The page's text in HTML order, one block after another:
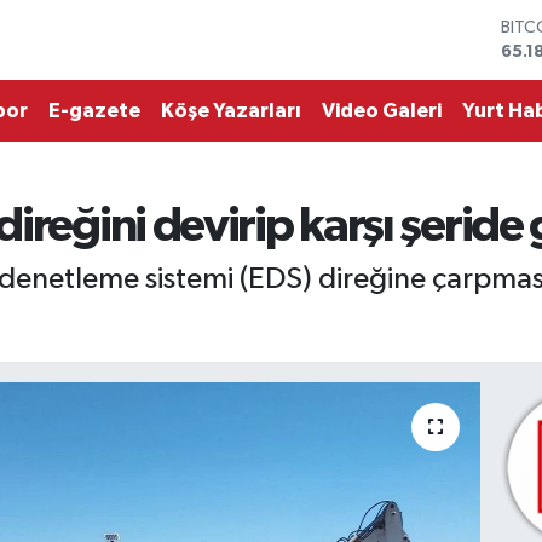
E-gazete Köşe Yazarları Video Galeri Yurt
devirip karşı şeride
sistemi (EDS) direğine